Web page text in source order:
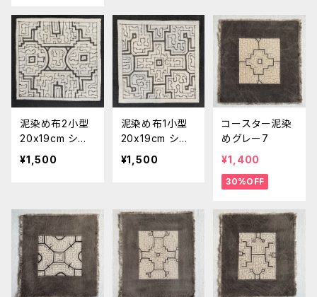
泥染め布2小型
20x19cm シピ
ボ族の泥染め ポ
ットマット
¥1,500
泥染め布1小型
20x19cm シピ
ボ族の泥染め ポ
ットマット
¥1,500
コースター泥染
めグレー7
¥1,400
30%OFF